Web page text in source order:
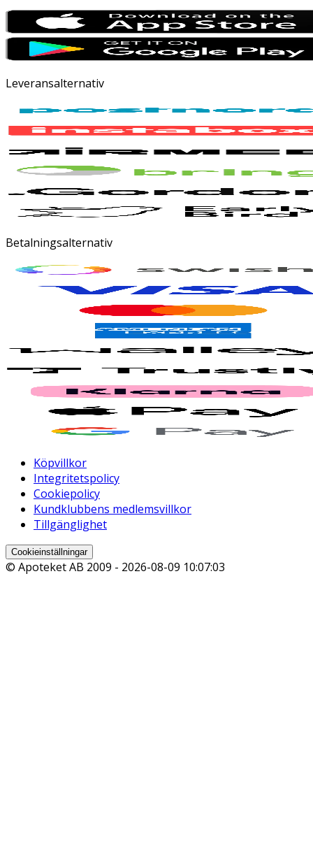
Leveransalternativ
Betalningsalternativ
Köpvillkor
Integritetspolicy
Cookiepolicy
Kundklubbens medlemsvillkor
Tillgänglighet
Cookieinställningar
© Apoteket AB 2009 - 2026-08-09 10:07:03